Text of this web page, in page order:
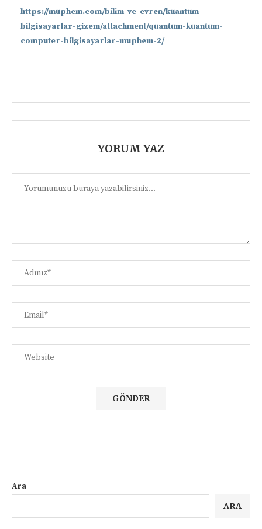
https://muphem.com/bilim-ve-evren/kuantum-
bilgisayarlar-gizem/attachment/quantum-kuantum-
computer-bilgisayarlar-muphem-2/
YORUM YAZ
Ara
ARA